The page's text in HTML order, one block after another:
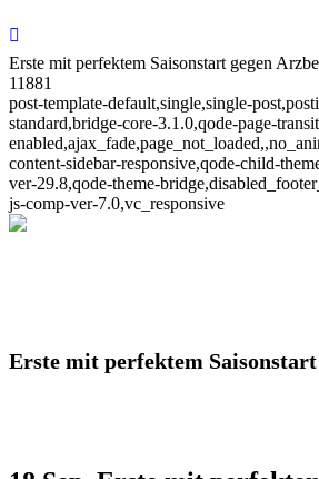
Erste mit perfektem Saisonstart gegen
11881
post-template-default,single,single-
standard,bridge-core-3.1.0,qode-page-
content-sidebar-responsive,qode-child-
ver-29.8,qode-theme-
js-comp-ver-7.0,vc_responsive
Erste mit perfektem